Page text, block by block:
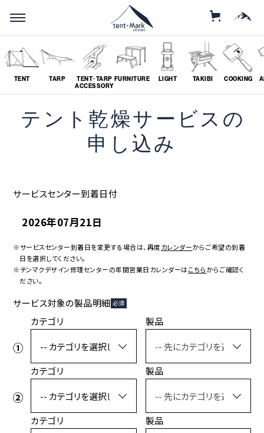
STORE MOUNTAIN
TENT TARP
TENT･TARP
ACCESSORY
FURNITURE LIGHT TAKIBI COOKING
SEARCH
# SOLO
ツーリング
コラボレーション
# COLLABORATION
粋
革道
# LEATHER
ABOUT US COLLABORATOR
SHOP LIST 修理サービス
INFORMATION CONTACT
テント乾燥サービスの
申し込み
サービスセンター到着日付
2026年07月21日
※サービスセンター到着日を変更する場合は、再度カレンダーからご希望の到着
日を選択してください。
※テンマクデザイン修理センターの年間営業日カレンダーはこちらからご確認く
ださい。
サービス対象の製品明細 必須
カテゴリ 製品
カテゴリ 製品
カテゴリ 製品